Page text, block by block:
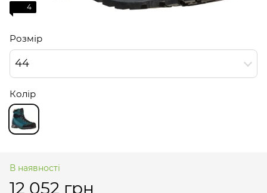
4
Розмір
44
Колір
В наявності
12 052 грн